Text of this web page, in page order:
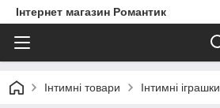
Інтернет магазин Романтик
Інтимні товари Інтимні іграшки